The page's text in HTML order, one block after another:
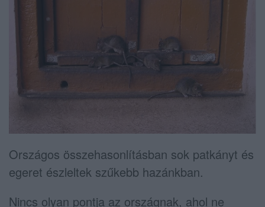
Országos összehasonlításban sok patkányt és
egeret észleltek szűkebb hazánkban.
Nincs olyan pontja az országnak, ahol ne